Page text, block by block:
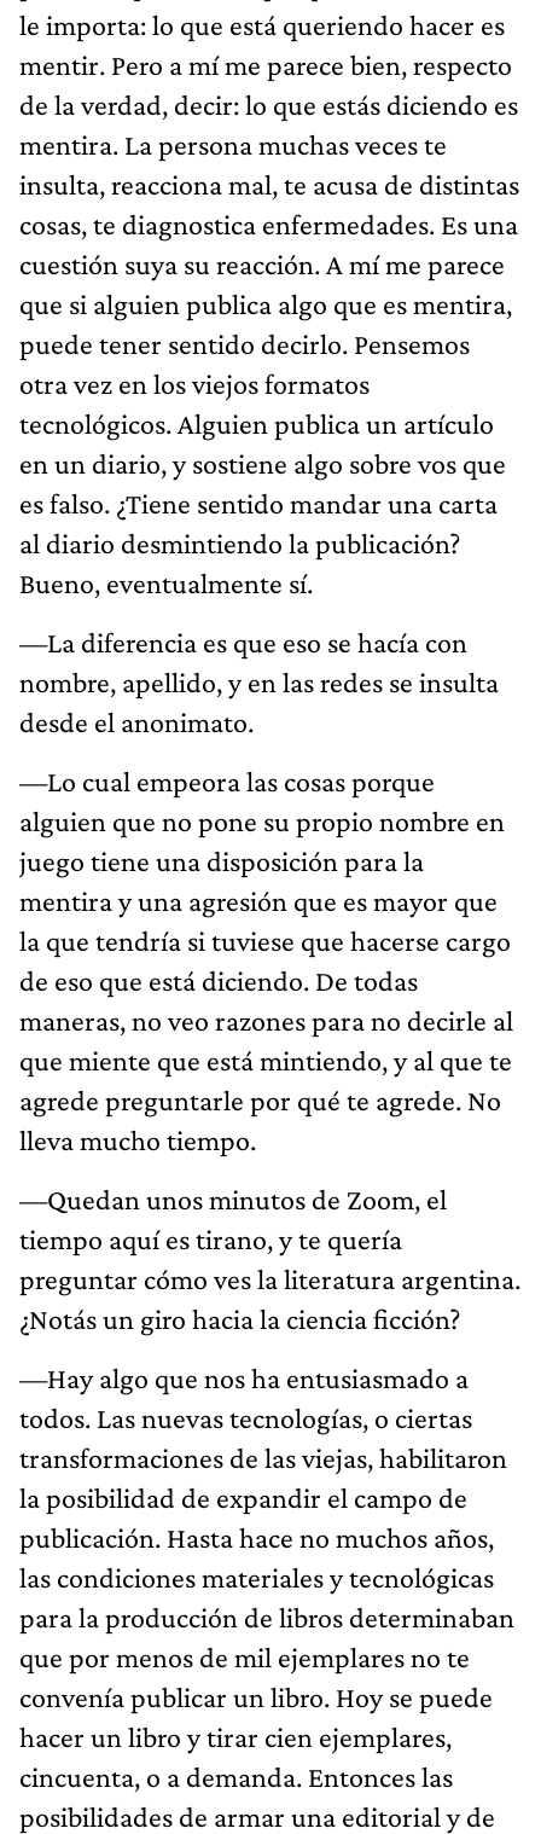
le importa: lo que está queriendo hacer es
mentir. Pero a mí me parece bien, respecto
de la verdad, decir: lo que estás diciendo es
mentira. La persona muchas veces te
insulta, reacciona mal, te acusa de distintas
cosas, te diagnostica enfermedades. Es una
cuestión suya su reacción. A mí me parece
que si alguien publica algo que es mentira,
puede tener sentido decirlo. Pensemos
otra vez en los viejos formatos
tecnológicos. Alguien publica un artículo
en un diario, y sostiene algo sobre vos que
es falso. ¿Tiene sentido mandar una carta
al diario desmintiendo la publicación?
Bueno, eventualmente sí.
—La diferencia es que eso se hacía con
nombre, apellido, y en las redes se insulta
desde el anonimato.
—Lo cual empeora las cosas porque
alguien que no pone su propio nombre en
juego tiene una disposición para la
mentira y una agresión que es mayor que
la que tendría si tuviese que hacerse cargo
de eso que está diciendo. De todas
maneras, no veo razones para no decirle al
que miente que está mintiendo, y al que te
agrede preguntarle por qué te agrede. No
lleva mucho tiempo.
—Quedan unos minutos de Zoom, el
tiempo aquí es tirano, y te quería
preguntar cómo ves la literatura argentina.
¿Notás un giro hacia la ciencia ficción?
—Hay algo que nos ha entusiasmado a
todos. Las nuevas tecnologías, o ciertas
transformaciones de las viejas, habilitaron
la posibilidad de expandir el campo de
publicación. Hasta hace no muchos años,
las condiciones materiales y tecnológicas
para la producción de libros determinaban
que por menos de mil ejemplares no te
convenía publicar un libro. Hoy se puede
hacer un libro y tirar cien ejemplares,
cincuenta, o a demanda. Entonces las
posibilidades de armar una editorial y de